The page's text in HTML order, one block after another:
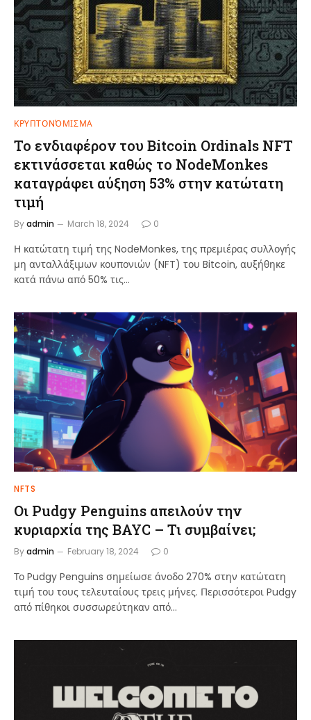
ΚΡΥΠΤΟΝΌΜΙΣΜΑ
Το ενδιαφέρον του Bitcoin Ordinals NFT
εκτινάσσεται καθώς το NodeMonkes
καταγράφει αύξηση 53% στην κατώτατη
τιμή
Byadmin March 18, 2024 0
Η κατώτατη τιμή της NodeMonkes, της πρεμιέρας συλλογής
μη ανταλλάξιμων κουπονιών (NFT) του Bitcoin, αυξήθηκε
κατά πάνω από 50% τις…
NFTS
Οι Pudgy Penguins απειλούν την
κυριαρχία της BAYC – Τι συμβαίνει;
Byadmin February 18, 2024 0
Το Pudgy Penguins σημείωσε άνοδο 270% στην κατώτατη
τιμή του τους τελευταίους τρεις μήνες. Περισσότεροι Pudgy
από πίθηκοι συσσωρεύτηκαν από…